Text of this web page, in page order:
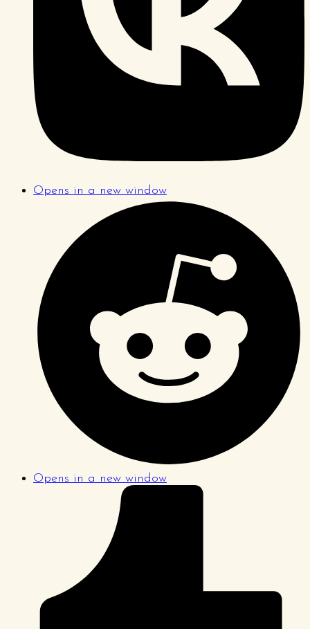
Opens in a new window
Opens in a new window